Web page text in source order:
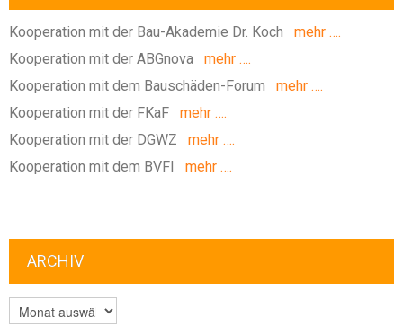
Kooperation mit der Bau-Akademie Dr. Koch mehr ….
Kooperation mit der ABGnova mehr ….
Kooperation mit dem Bauschäden-Forum mehr ….
Kooperation mit der FKaF mehr ….
Kooperation mit der DGWZ mehr ….
Kooperation mit dem BVFI
mehr ….
ARCHIV
ARCHIV